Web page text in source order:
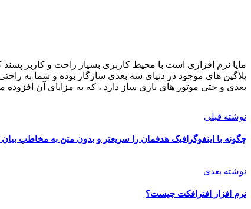
مایا نرم افزاری است با محیط کاربری بسیار راحت و کاربر پسند
پلاگین های موجود در دنیای سه بعدی سازگار بوده و شما به
بعدی و حتی موتور های بازی ساز دارد ، که به مزایای آن
نوشته قبلی
چگونه با اینفوگرافیک هدفمان را سریعتر و بدون متن به مخاطب بیان
نوشته بعدی
نرم افزار افترافکت چیست؟